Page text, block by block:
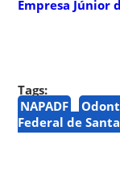
Empresa Júnior
Tags:
NAPADF
Federal de